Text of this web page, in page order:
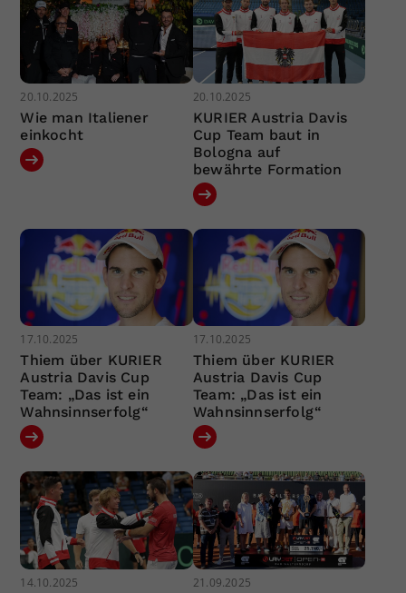
20.10.2025
Wie man Italiener
einkocht
20.10.2025
KURIER Austria Davis
Cup Team baut in
Bologna auf
bewährte Formation
17.10.2025
Thiem über KURIER
Austria Davis Cup
Team: „Das ist ein
Wahnsinnserfolg“
17.10.2025
Thiem über KURIER
Austria Davis Cup
Team: „Das ist ein
Wahnsinnserfolg“
14.10.2025 21.09.2025